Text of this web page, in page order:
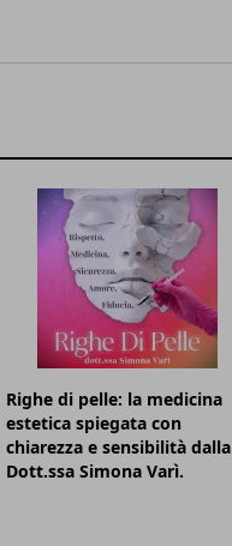
Righe di pelle: la medicina
estetica spiegata con
chiarezza e sensibilità dalla
Dott.ssa Simona Varì.